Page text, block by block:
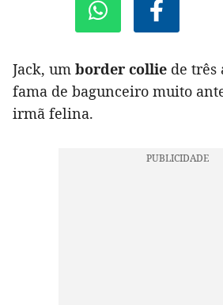
Jack, um border collie de três
fama de bagunceiro muito
irmã felina.